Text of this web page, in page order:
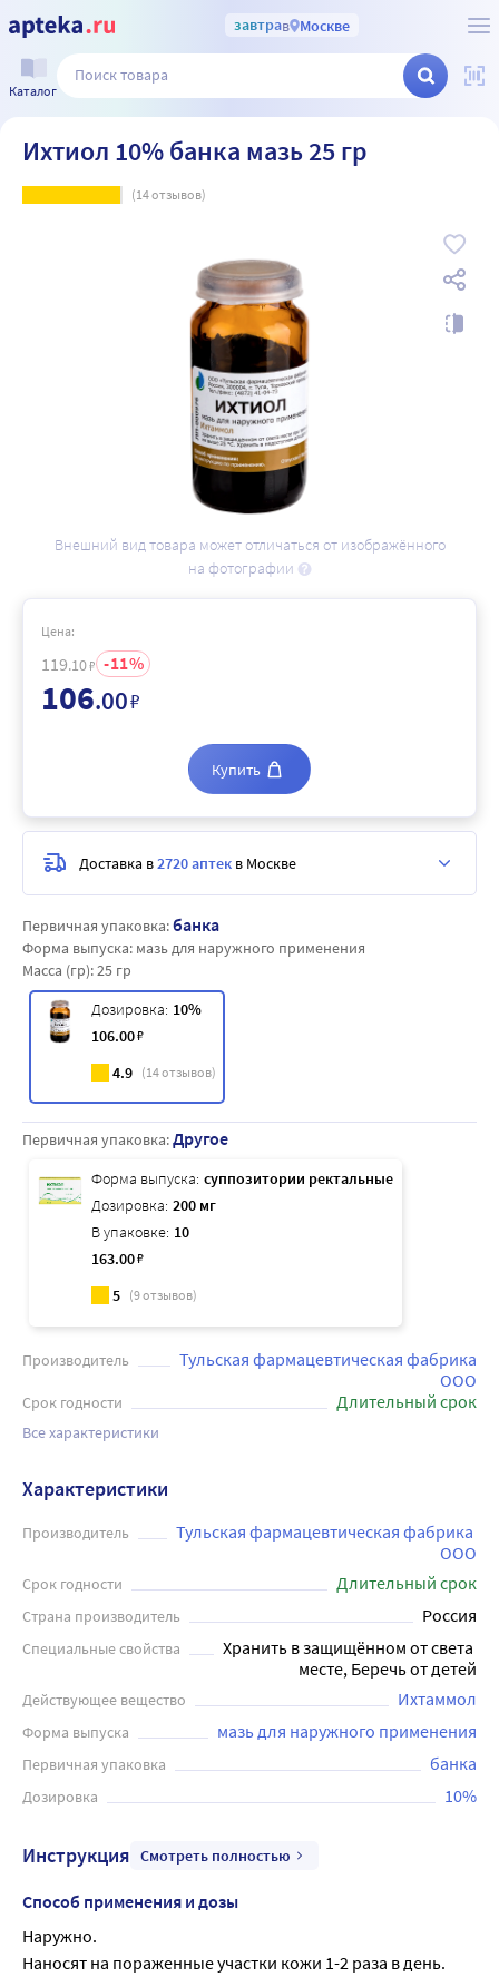
завтрав Москве
Каталог
Ихтиол 10% банка мазь 25 гр
(14отзывов)
Внешний вид товара может отличаться от изображённого
на фотографии
Первичная упаковка:банка
Форма выпуска: мазь для наружного применения
Масса (гр):25 гр
Дозировка: 10%
106.00₽
4.9 (14отзывов)
Первичная упаковка:Другое
Форма выпуска: суппозитории ректальные
Дозировка: 200 мг
В упаковке: 10
163.00₽
5 (9отзывов)
Производитель
Тульская фармацевтическая фабрика
ООО
Срок годности Длительный срок
Все характеристики
Цена:
119.10₽ 11
106.00₽
Купить
Доставка в2720 аптек в Москве
Характеристики
Производитель
Тульская фармацевтическая фабрика
ООО
Срок годности Длительный срок
Страна производитель Россия
Специальные свойства
Хранить в защищённом от света
месте, Беречь от детей
Действующее вещество Ихтаммол
Форма выпуска мазь для наружного применения
Первичная упаковка банка
Дозировка 10%
Инструкция Смотреть полностью
Способ применения и дозы
Наружно.
Наносят на пораженные участки кожи 1-2 раза в день.